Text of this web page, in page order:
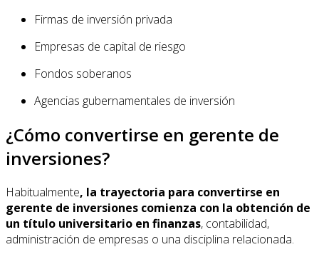
Firmas de inversión privada
Empresas de capital de riesgo
Fondos soberanos
Agencias gubernamentales de inversión
¿Cómo convertirse en gerente de
inversiones?
Habitualmente, la trayectoria para convertirse en
gerente de inversiones comienza con la obtención de
un título universitario en finanzas, contabilidad,
administración de empresas o una disciplina relacionada.